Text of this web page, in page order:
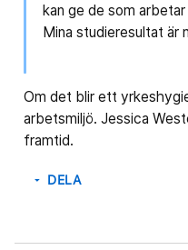
kan ge de som
Mina studieresultat är
Om det blir ett
arbetsmiljö. Jessica
framtid.
arrow_drop_down DELA